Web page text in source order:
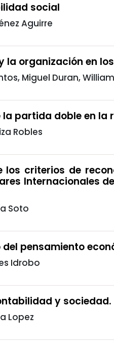
social
Aguirre
la organización en
Miguel Duran,
la partida doble en
Robles
los criterios de
Internacionales
Soto
del pensamiento
Idrobo
y
Lopez